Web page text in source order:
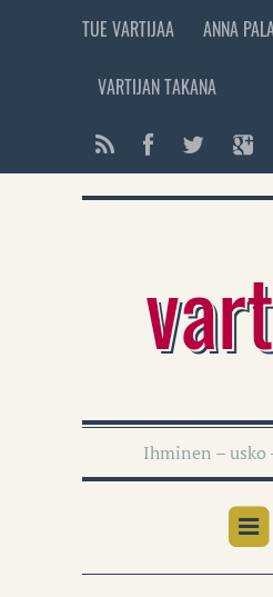
TUE VARTIJAA ANNA
VARTIJAN TAKANA
Ihminen –